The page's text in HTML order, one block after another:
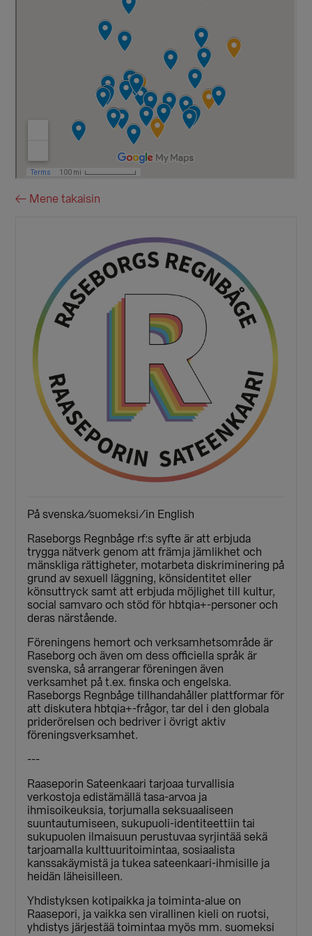
← Mene takaisin
På svenska/suomeksi/in English
Raseborgs Regnbåge rf:s syfte är att erbjuda
trygga nätverk genom att främja jämlikhet och
mänskliga rättigheter, motarbeta diskriminering på
grund av sexuell läggning, könsidentitet eller
könsuttryck samt att erbjuda möjlighet till kultur,
social samvaro och stöd för hbtqia+-personer och
deras närstående.
Föreningens hemort och verksamhetsområde är
Raseborg och även om dess officiella språk är
svenska, så arrangerar föreningen även
verksamhet på t.ex. finska och engelska.
Raseborgs Regnbåge tillhandahåller plattformar för
att diskutera hbtqia+-frågor, tar del i den globala
priderörelsen och bedriver i övrigt aktiv
föreningsverksamhet.
---
Raaseporin Sateenkaari tarjoaa turvallisia
verkostoja edistämällä tasa-arvoa ja
ihmisoikeuksia, torjumalla seksuaaliseen
suuntautumiseen, sukupuoli-identiteettiin tai
sukupuolen ilmaisuun perustuvaa syrjintää sekä
tarjoamalla kulttuuritoimintaa, sosiaalista
kanssakäymistä ja tukea sateenkaari-ihmisille ja
heidän läheisilleen.
Yhdistyksen kotipaikka ja toiminta-alue on
Raasepori, ja vaikka sen virallinen kieli on ruotsi,
yhdistys järjestää toimintaa myös mm. suomeksi